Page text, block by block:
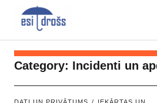
Category: Incidenti un